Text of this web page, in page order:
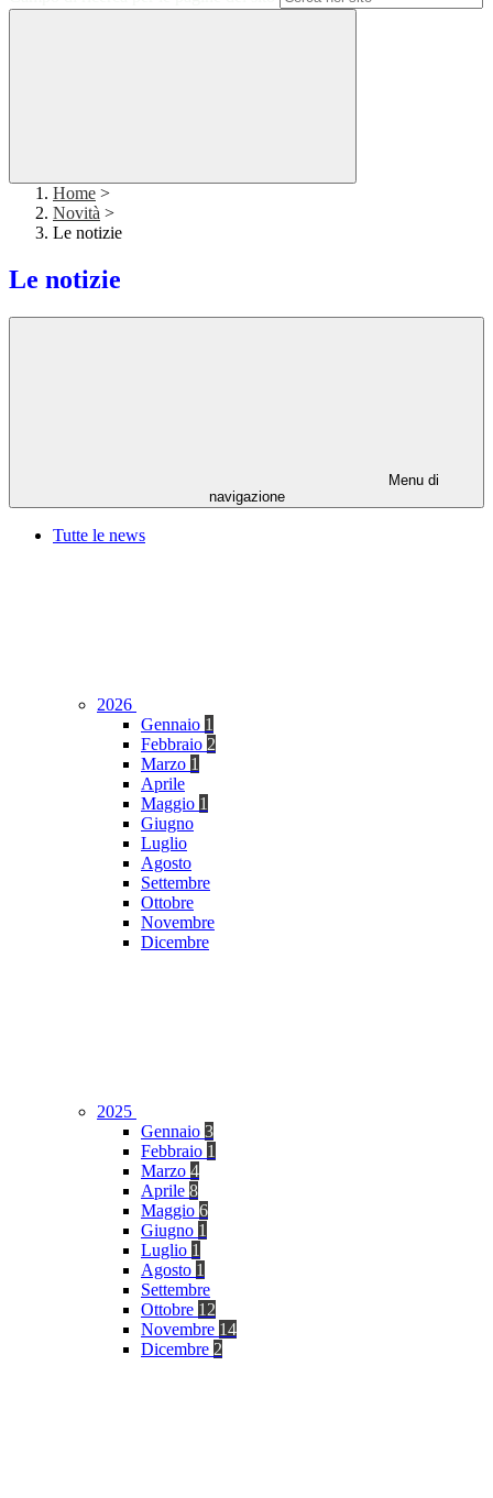
Home >
Novità >
Le notizie
Le notizie
Menu di
navigazione
Tutte le news
2026
Gennaio 1
Febbraio 2
Marzo 1
Aprile
Maggio 1
Giugno
Luglio
Agosto
Settembre
Ottobre
Novembre
Dicembre
2025
Gennaio 3
Febbraio 1
Marzo 4
Aprile 8
Maggio 6
Giugno 1
Luglio 1
Agosto 1
Settembre
Ottobre 12
Novembre 14
Dicembre 2